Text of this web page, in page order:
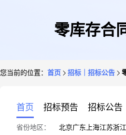
零库存合
您当前的位置： 首页 招标｜招标公告
首页 招标预告 招标公告
省份地区： 北京广东 上海江苏浙江